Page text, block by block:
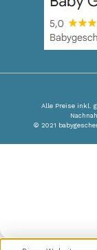
Alle Preise inkl.
© 2021